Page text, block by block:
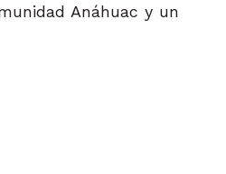
Anáhuac y un